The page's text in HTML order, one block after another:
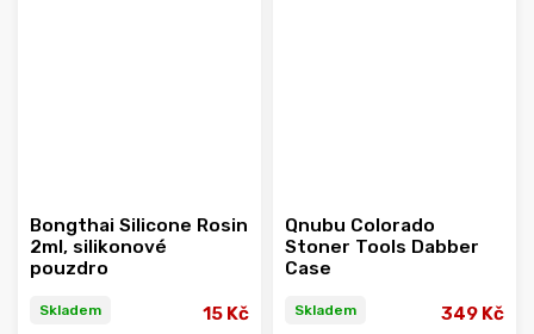
Bongthai Silicone Rosin
2ml, silikonové
pouzdro
Skladem 15 Kč
Qnubu Colorado
Stoner Tools Dabber
Case
Skladem 349 Kč